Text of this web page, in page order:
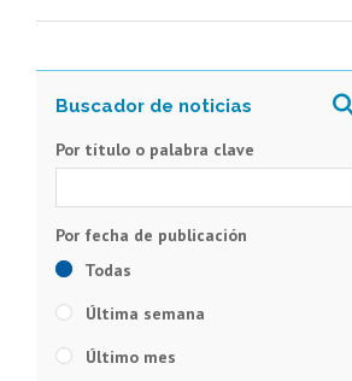
Por título o palabra clave
Todas
Última semana
Último mes